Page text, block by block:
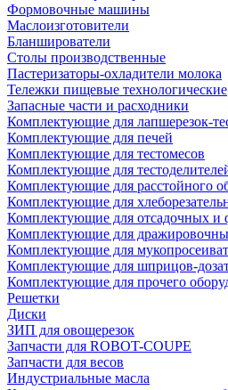
Формовочные машины
Маслоизготовители
Бланширователи
Столы производственные
Пастеризаторы-охладители молока
Тележки пищевые технологические
Запасные части и расходники
Комплектующие для лапшерезок-
Комплектующие для печей
Комплектующие для тестомесов
Комплектующие для
Комплектующие для расстойного
Комплектующие для
Комплектующие для отсадочных
Комплектующие для
Комплектующие для
Комплектующие для шприцов-
Комплектующие для прочего
Решетки
Диски
ЗИП для овощерезок
Запчасти для ROBOT-COUPE
Запчасти для весов
Индустриальные масла